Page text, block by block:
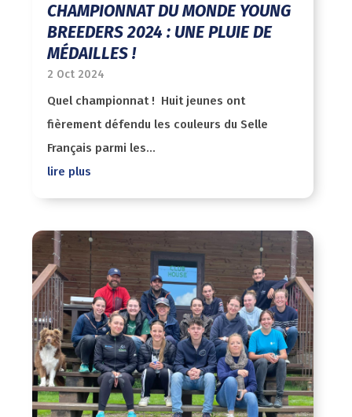
CHAMPIONNAT DU MONDE YOUNG
BREEDERS 2024 : UNE PLUIE DE
MÉDAILLES !
2 Oct 2024
Quel championnat ! Huit jeunes ont
fièrement défendu les couleurs du Selle
Français parmi les...
lire plus